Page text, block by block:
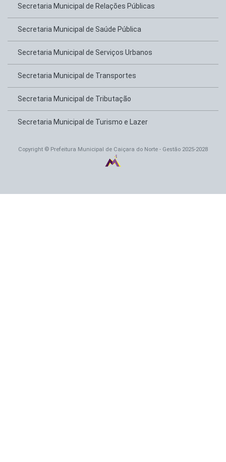
Secretaria Municipal de Relações Públicas
Secretaria Municipal de Saúde Pública
Secretaria Municipal de Serviços Urbanos
Secretaria Municipal de Transportes
Secretaria Municipal de Tributação
Secretaria Municipal de Turismo e Lazer
Copyright © Prefeitura Municipal de Caiçara do Norte - Gestão 2025-2028